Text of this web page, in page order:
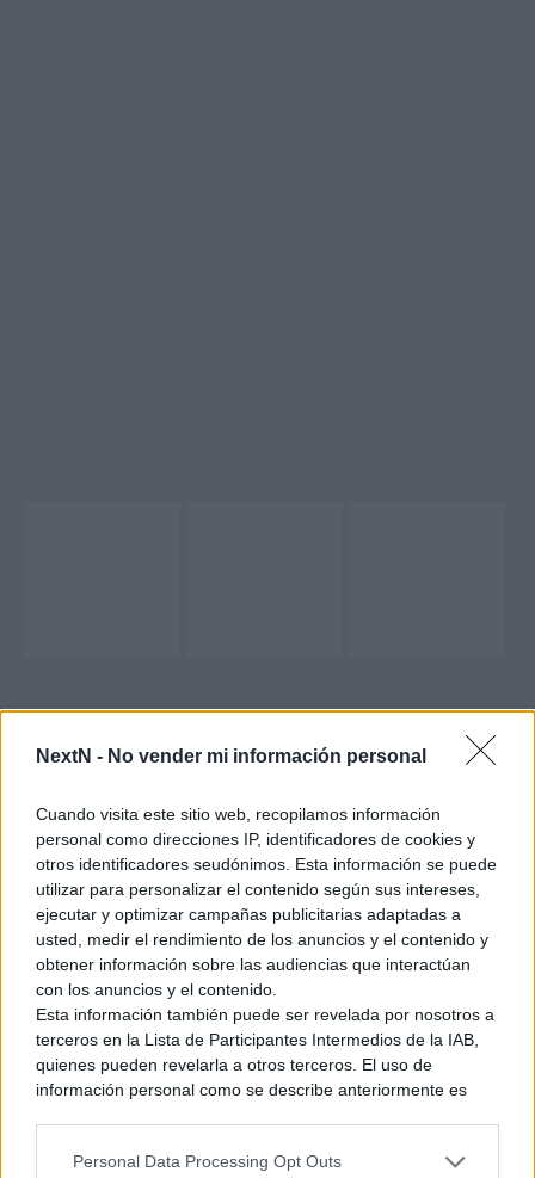
NextN - No vender mi información personal
Cuando visita este sitio web, recopilamos información
personal como direcciones IP, identificadores de cookies y
otros identificadores seudónimos. Esta información se puede
utilizar para personalizar el contenido según sus intereses,
ejecutar y optimizar campañas publicitarias adaptadas a
usted, medir el rendimiento de los anuncios y el contenido y
obtener información sobre las audiencias que interactúan
con los anuncios y el contenido.
Esta información también puede ser revelada por nosotros a
terceros en la Lista de Participantes Intermedios de la IAB,
quienes pueden revelarla a otros terceros. El uso de
información personal como se describe anteriormente es
generamos contenido relevante para nuestra audiencia.
Personal Data Processing Opt Outs
Entras, compites y que sea la habilidad individual la que se
incluso con la posibilidad de usar personajes «invitados» que
no hayas desbloqueado aún. Sea cual sea el modo
multijugador al que «le des caña», es bastante sencillocrear
un grupo con dos amigos más
para saltar a la acción
multijugador y aún más el encontrar partida.
Disney Speedstorm tiene multijugador cruzado , por lo cual
nos cruzamos con las comunidades existentes en otras
plataformas en cualquier momento y así evitamos el sufrir de